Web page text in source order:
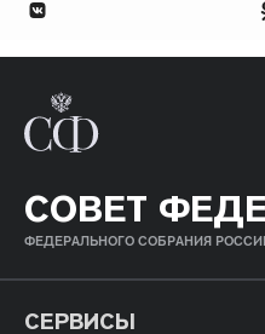
СОВЕТ
ФЕДЕРАЛЬНОГО СОБРАНИЯ
СЕРВИСЫ